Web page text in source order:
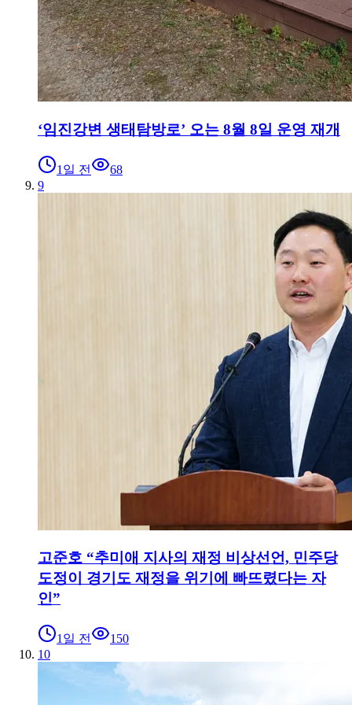
‘임진강변 생태탐방로’ 오는 8월 8일 운영 재개
1일 전
68
9
고준호 “추미애 지사의 재정 비상선언, 민주당
도정이 경기도 재정을 위기에 빠뜨렸다는 자
인”
1일 전
150
10